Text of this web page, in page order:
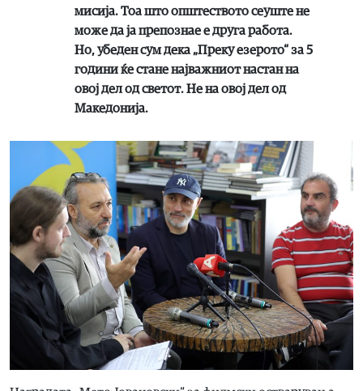
мисија. Тоа што општеството сеуште не
може да ја препознае е друга работа.
Но, убеден сум дека „Преку езерото“ за 5
години ќе стане најважниот настан на
овој дел од светот. Не на овој дел од
Македонија.